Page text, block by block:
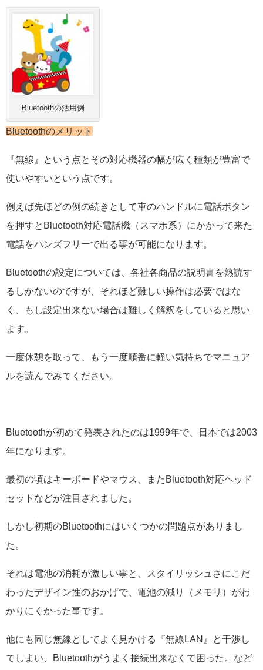
Bluetoothの活用例
Bluetoothのメリット
『無線』という点とその対応機器の幅が広く種類が豊富で
使いやすいという点です。
例えば先ほどの例の続きとして車のハンドルに電話ボタン
を押すとBluetooth対応電話機（スマホ系）にかかって来た
電話をハンズフリーで出る事が可能になります。
Bluetoothの設定については、各社各商品の説明書を熟読す
るしかないのですが、それほど難しい操作は必要ではな
く、もし設定出来ない場合は難しく解釈をしていると思い
ます。
一度休憩を取って、もう一度順番に軽い気持ちでマニュア
ルを読んでみてください。
Bluetoothが初めて発表されたのは1999年で、日本では2003
年になります。
最初の頃はキーボードやマウス、またBluetooth対応ヘッド
セットなどが注目されました。
しかし初期のBluetoothにはいくつかの問題点がありまし
た。
それは電池の消耗が激しい事と、スタイリッシュさにこだ
わったデザイン性のおかげで、電池の減り（メモリ）がわ
かりにくかった事です。
他にも同じ無線としてよく見かける『無線LAN』と干渉し
てしまい、Bluetoothがうまく接続出来なくて困った。など